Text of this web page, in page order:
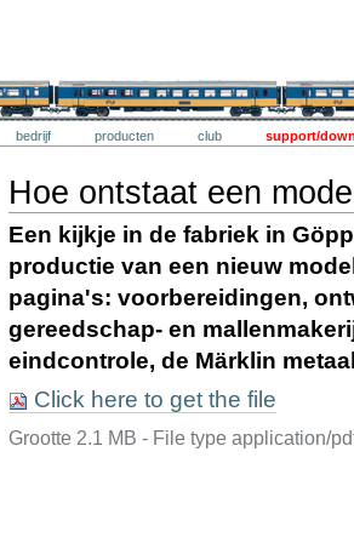
bedrijf producten club
support/
Hoe ontstaat een
Een kijkje in de fabriek in
productie van een nieuw
pagina's: voorbereidingen,
gereedschap- en
eindcontrole, de Märklin
Click here to get the file
Grootte 2.1 MB - File typeapplication/